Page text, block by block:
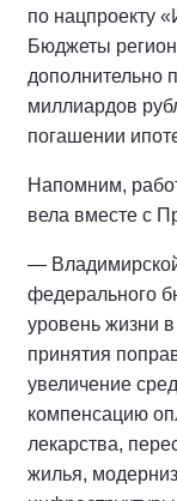
по нацпроекту
Бюджеты
дополнительно
миллиардов
погашении
Напомним,
вела вместе с
—
федерального
уровень жизни
принятия
увеличение
компенсацию
лекарства,
жилья,